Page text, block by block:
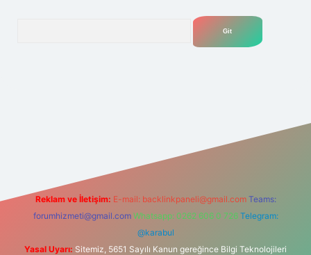
Reklam ve İletişim: E-mail: backlinkpaneli@gmail.com Teams:
forumhizmeti@gmail.com Whatsapp: 0262 606 0 726 Telegram:
@karabul
Yasal Uyarı: Sitemiz, 5651 Sayılı Kanun gereğince Bilgi Teknolojileri